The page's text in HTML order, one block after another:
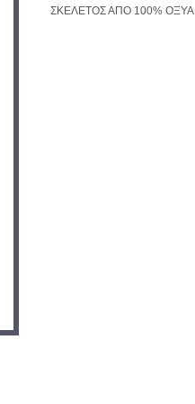
ΣΚΕΛΕΤΟΣ ΑΠΟ 100% ΟΞΥΑ